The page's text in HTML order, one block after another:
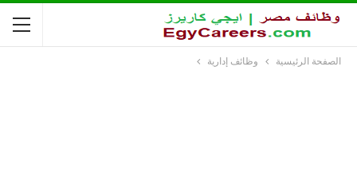
الصفحة الرئيسية وظائف إدارية